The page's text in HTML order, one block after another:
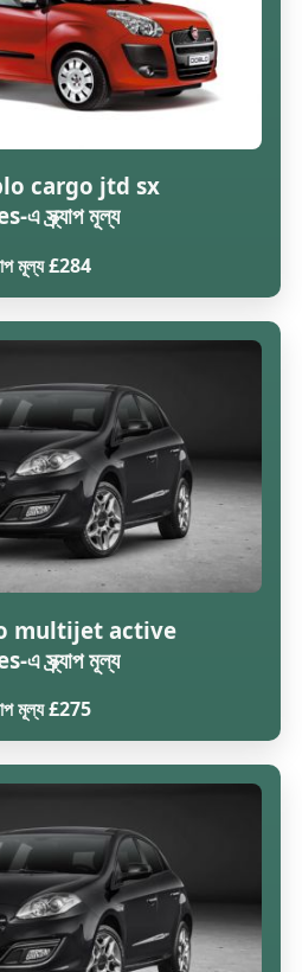
cargo jtd sx
এ স্ক্র্যাপ মূল্য
মূল্য £284
multijet active
এ স্ক্র্যাপ মূল্য
মূল্য £275